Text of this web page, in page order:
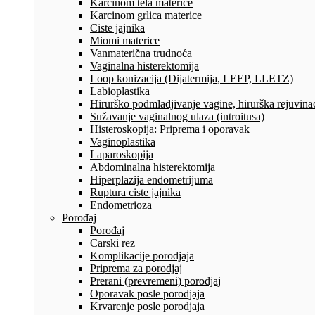
Karcinom tela materice
Karcinom grlica materice
Ciste jajnika
Miomi materice
Vanmaterična trudnoća
Vaginalna histerektomija
Loop konizacija (Dijatermija, LEEP, LLETZ)
Labioplastika
Hirurško podmladjivanje vagine, hirurška
Sužavanje vaginalnog ulaza (introitusa)
Histeroskopija: Priprema i oporavak
Vaginoplastika
Laparoskopija
Abdominalna histerektomija
Hiperplazija endometrijuma
Ruptura ciste jajnika
Endometrioza
Porođaj
Porođaj
Carski rez
Komplikacije porodjaja
Priprema za porodjaj
Prerani (prevremeni) porodjaj
Oporavak posle porodjaja
Krvarenje posle porodjaja